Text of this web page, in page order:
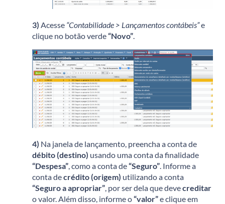
3) Acesse “Contabilidade > Lançamentos contábeis”e
clique no botão verde“Novo”.
4) Na janela de lançamento, preencha a conta de
débito (destino) usando uma conta da finalidade
“Despesa”, como a conta de“Seguro”. Informe a
conta decrédito (origem) utilizando a conta
“Seguro a apropriar”, por ser dela que devecreditar
o valor. Além disso, informe o“valor”e clique em